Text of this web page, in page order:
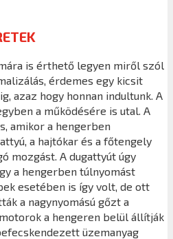
is érthető legyen miről szól
érdemes egy kicsit
azaz hogy honnan indultunk. A
a működésére is utal. A
amikor a hengerben
a hajtókar és a főtengely
mozgást. A dugattyút úgy
a hengerben túlnyomást
esetében is így volt, de ott
a nagynyomású gőzt a
a hengeren belül állítják
üzemanyag